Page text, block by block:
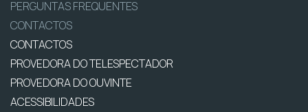
PERGUNTAS FREQUENTES
CONTACTOS
CONTACTOS
PROVEDORA DO TELESPECTADOR
PROVEDORA DO OUVINTE
ACESSIBILIDADES